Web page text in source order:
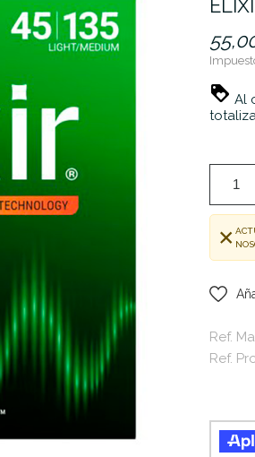
Al
Ref.
Ref.